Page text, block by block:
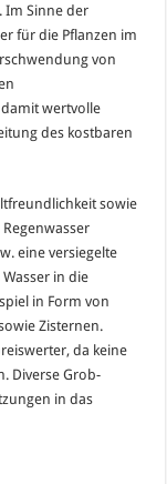
Im Sinne der
für die Pflanzen im
von
wertvolle
des kostbaren
sowie
eine versiegelte
in die
in Form von
Zisternen.
da keine
Diverse Grob-
in das